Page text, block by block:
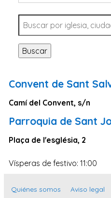
Tarragona
Navarra
Valladolid
Sevilla
Santa Cruz de Tenerife
Cantabria
Islas Baleares
Las Palmas
Toledo
Buscar
Convent de Sant
Camí del Convent, s/n
Parroquia de Sant
Plaça de l'església, 2
Vísperas de festivo: 11:00
Quiénes somos
Aviso legal